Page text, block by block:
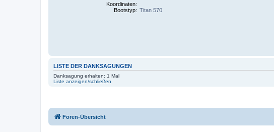
Koordinaten:
Bootstyp: Titan 570
LISTE DER DANKSAGUNGEN
Danksagung erhalten: 1 Mal
Liste anzeigen/schließen
Foren-Übersicht